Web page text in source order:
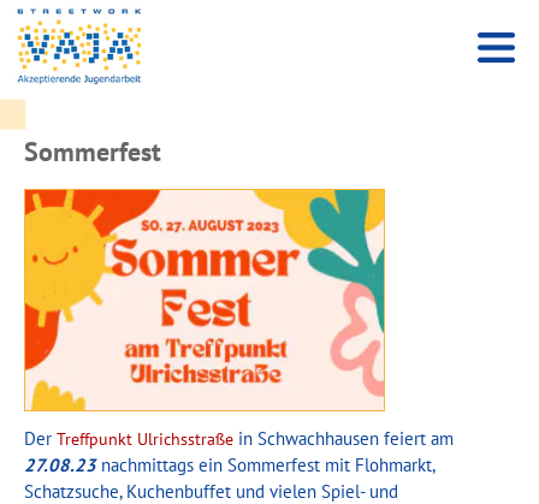
Sommerfest
Der Treffpunkt Ulrichsstraße in Schwachhausen feiert am
27.08.23nachmittags ein Sommerfest mit Flohmarkt,
Schatzsuche, Kuchenbuffet und vielen Spiel- und